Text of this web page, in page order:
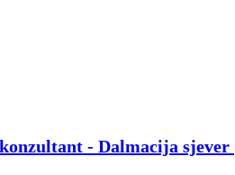
- Dalmacija sjever